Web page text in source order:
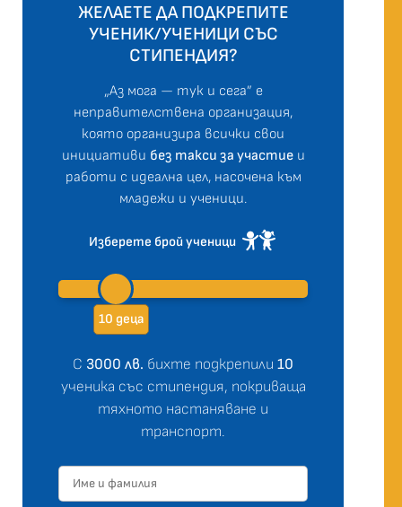
ЖЕЛАЕТЕ ДА ПОДКРЕПИТЕ
УЧЕНИК/УЧЕНИЦИ СЪС
СТИПЕНДИЯ?
„Аз мога — тук и сега” е
неправителствена организация,
която организира всички свои
инициативи без такси за участиеи
работи с идеална цел, насочена към
младежи и ученици.
Изберете брой ученици
10 деца
С 3000 лв. бихте подкрепили 10
ученика със стипендия, покриваща
тяхното настаняване и
транспорт.